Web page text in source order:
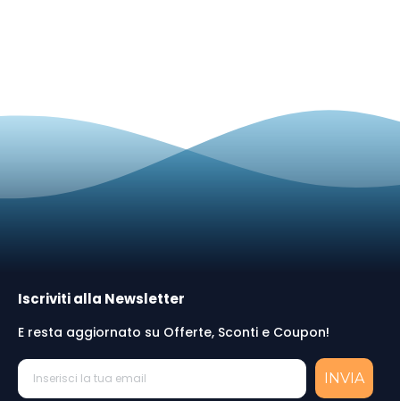
Iscriviti alla Newsletter
E resta aggiornato su Offerte, Sconti e Coupon!
INVIA